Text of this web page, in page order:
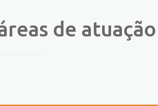
de atuação